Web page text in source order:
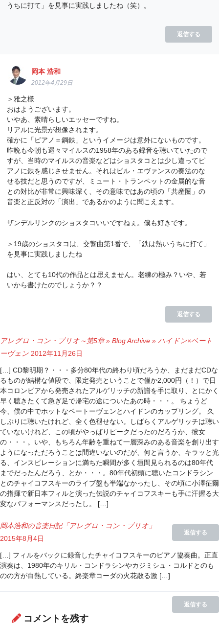
うちに打て」を見事に実践しましたね（笑）。
返信する
岡本 浩和
2012年4月29日
＞雅之様
おはようございます。
いやあ、素晴らしいエッセーですね。
リアルに光景が想像されます。
確かに「ピアノ＝鋼鉄」というイメージは意外にないものです。
昨晩も今朝も遇々マイルスの1958年のある録音を聴いていたので
すが、当時のマイルスの音楽などはショスタコとは少し違ってピ
アノに鉄を感じさせません。それはビル・エヴァンスの奏法のな
せる技だと思うのですが、ミュート・トランペットの金属的な音
との対比が非常に興味深く、その意味ではあの頃の「共産圏」の
音楽と正反対の「演出」であるかのように聞こえます。
ザンデルリンクのショスタコいいですねぇ。僕も好きです。
＞19歳のショスタコは、交響曲第1番で、「鉄は熱いうちに打て」
を見事に実践しましたね
はい、とても10代の作品とは思えません。老練の極み？いや、若
いから書けたのでしょうか？？
返信する
アレグロ・コン・ブリオ～第5章 » Blog Archive » ハイドン×ベート
ーヴェン 2012年11月26日
[…] CD黎明期？・・・多分80年代の終わり頃だろうか、まだまだCDな
るものが結構な値段で、限定発売ということで僅か2,000円（！）で日
本コロンビアから発売されたアルゲリッチの新譜を手に取り、とにかく
早く聴きたくて急ぎ足で帰宅の途についたあの時・・・。 ちょうど
今、僕の中でホットなベートーヴェンとハイドンのカップリング。 久
しぶりに聴いたけれど、全く色褪せない。しばらくアルゲリッチは聴い
ていないけれど、この頃がやっぱりピークだったのだろうか、彼女
の・・・。いや、もちろん年齢を重ねて一層深みのある音楽を創り出す
ようになっただろうことは間違いないのだが、何と言うか、キラッと光
る、インスピレーションに満ちた瞬間が多く垣間見られるのは80年代
までだったんだろう、とか・・・。80年代初頭に聴いたコンドラシン
とのチャイコフスキーのライブ盤も半端なかったし、その頃に小澤征爾
の指揮で新日本フィルと演った伝説のチャイコフスキーも手に汗握る大
変なパフォーマンスだったし。 […]
返信する
岡本浩和の音楽日記「アレグロ・コン・ブリオ」
2015年8月4日
[…] フィルをバックに録音したチャイコフスキーのピアノ協奏曲。正直
演奏は、1980年のキリル・コンドラシンやカジミシュ・コルドとのも
のの方が白熱している。終楽章コーダの火花散る激 […]
返信する
コメントを残す